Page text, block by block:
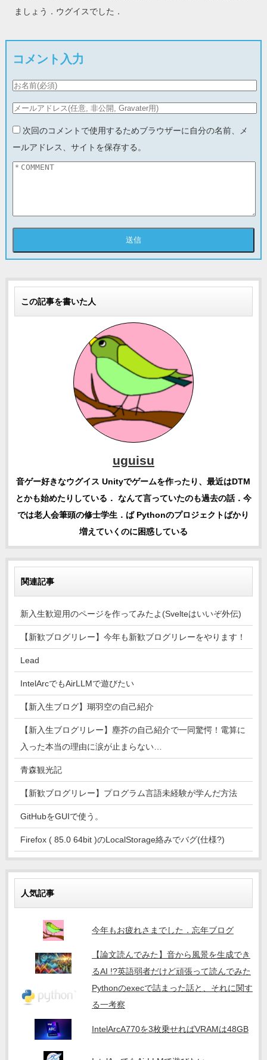
ましょう．ウグイスでした．
コメント入力
次回のコメントで使用するためブラウザーに自分の名前、メ
ールアドレス、サイトを保存する。
この記事を書いた人
uguisu
音ゲー好きなウグイス Unityでゲームを作ったり、最近はDTM
とかも始めたりしている． なんて言っていたのも過去の話．今
では老人会筆頭の修士学生．ば Pythonのプロジェクトばかり
増えていくのに困惑している
関連記事
新入生歓迎用のページを作ってみたよ(Svelteはいいぞ外伝)
【新歓ブログリレー】今年も新歓ブログリレーをやります！
Lead
IntelArcでもAirLLMで遊びたい
【新入生ブログ】瑚羽空の自己紹介
【新入生ブログリレー】塵芥の自己紹介で一同驚愕！電算に
入った本当の理由に涙が止まらない…
青森観光記
【新歓ブログリレー】プログラム言語未経験が学んだ方法
GitHubをGUIで使う。
Firefox ( 85.0 64bit )のLocalStorage絡みでバグ(仕様?)
人気記事
今年もお疲れさまでした．忘年ブログ
【論文読んでみた】音から風景を生成でき
るAI !?英語弱者だけど頑張って読んでみた
Pythonのexecで詰まった話と、それに関す
る一考察
IntelArcA770を3枚乗せればVRAMは48GB